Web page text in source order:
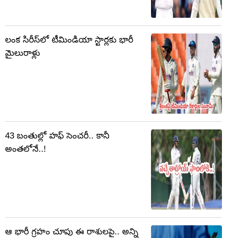
లంక సిరీస్‌లో టీమిండియా స్టార్లకు భారీ
మైలురాళ్లు
43 బంతుల్లో హఫ్ సెంచరీ.. కానీ
అంతలోనే..!
ఆ భారీ గ్రహం చూపు ఈ రాశులపై.. అన్ని